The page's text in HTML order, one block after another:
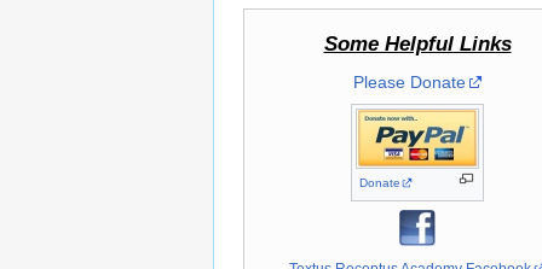
Some Helpful Links
Please Donate
Donate